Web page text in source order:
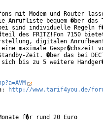
mit Modem und Router
Anrufliste bequem �ber das
sind individuelle Regeln
des FRITZ!Fon 7150
digitalen
maximale Gespr�chszeit
Zeit. �ber das bei
bis zu 5 weitere
http://www.tarif4you.de/
f�r rund 20 Euro